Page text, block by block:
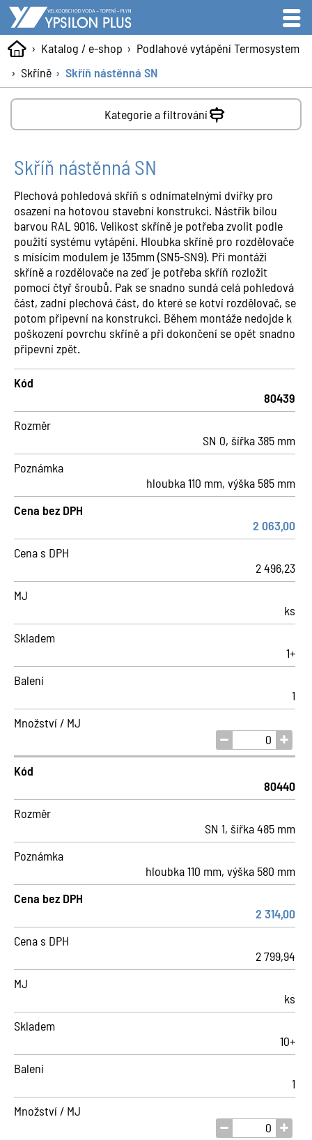
Katalog / e-shop
Podlahové vytápění Termosystem
Skříně
Skříň nástěnná SN
Kategorie a filtrování
Skříň nástěnná SN
Plechová pohledová skříň s odnímatelnými dvířky pro
osazení na hotovou stavební konstrukci. Nástřik bílou
barvou RAL 9016. Velikost skříně je potřeba zvolit podle
použití systému vytápění. Hloubka skříně pro rozdělovače
s mísícím modulem je 135mm (SN5-SN9). Při montáži
skříně a rozdělovače na zeď je potřeba skříň rozložit
pomocí čtyř šroubů. Pak se snadno sundá celá pohledová
část, zadní plechová část, do které se kotví rozdělovač, se
potom připevní na konstrukci. Během montáže nedojde k
poškození povrchu skříně a při dokončení se opět snadno
připevní zpět.
Kód
80439
Rozměr
SN 0, šířka 385 mm
Poznámka
hloubka 110 mm, výška 585 mm
Cena bez DPH
2 063,00
Cena s DPH
2 496,23
MJ
ks
Skladem
1+
Balení
1
Množství / MJ
Kód
80440
Rozměr
SN 1, šířka 485 mm
Poznámka
hloubka 110 mm, výška 580 mm
Cena bez DPH
2 314,00
Cena s DPH
2 799,94
MJ
ks
Skladem
10+
Balení
1
Množství / MJ